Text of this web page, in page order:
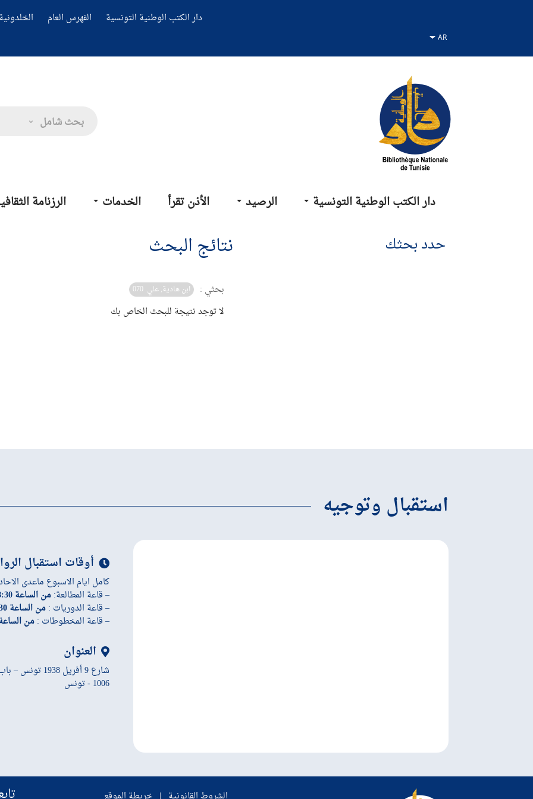
دار الكتب الوطنية التونسية الفهرس العام
بحث شامل
دار الكتب الوطنية التونسية الرصيد الأذن تقرأ الخدمات الرزنامة
نتائج البحث
بحثي : ابن هادية, علي. 070
لا توجد نتيجة للبحث الخاص بك
حدد بحثك
استقبال وتوجيه
أوقات استقبال
كامل ايام الاسبوع ماعدى
– قاعة المطالعة:من الساعة 8:30 إلى الساعة 19:45
– قاعة الدوريات :من الساعة 8:30 إلى الساعة 19:45
– قاعة المخطوطات :من الساعة 8:30 إلى الساعة
العنوان
شارع 9 أفريل 1938 تونس – باب سويقة
1006 - تونس